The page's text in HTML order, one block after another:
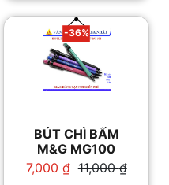
-36%
BÚT CHÌ BẤM
M&G MG100
11,000₫
Giá
7,000 ₫ Giá